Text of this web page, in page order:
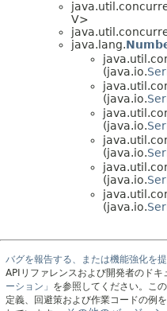
V>
java.lang.
(java.io.
(java.io.
(java.io.
(java.io.
(java.io.
(java.io.
バグを報告する、または機能強化を
APIリファレンスおよび開発者のドキ
ーション」 を参照してください。こ
定義、回避策および作業コードの例